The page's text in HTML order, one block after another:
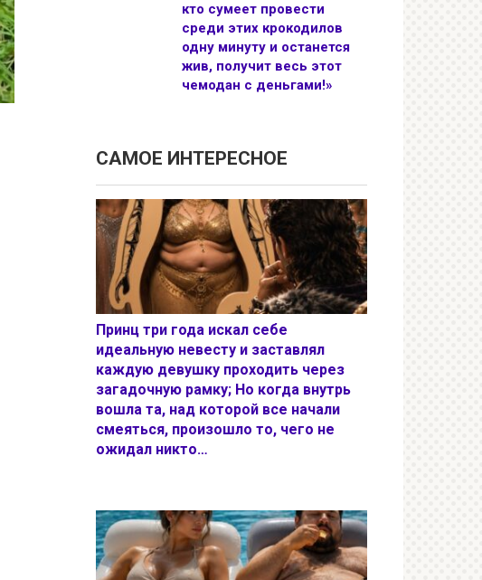
кто сумеет провести
среди этих крокодилов
одну минуту и останется
жив, получит весь этот
чемодан с деньгами!»
САМОЕ ИНТЕРЕСНОЕ
Принц три года искал себе
идеальную невесту и заставлял
каждую девушку проходить через
загадочную рамку; Но когда внутрь
вошла та, над которой все начали
смеяться, произошло то, чего не
ожидал никто…